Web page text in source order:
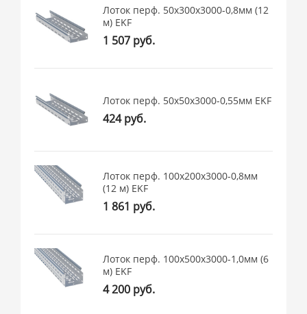
Лоток перф. 50х300х3000-0,8мм (12
м) EKF
1 507 руб.
Лоток перф. 50х50х3000-0,55мм EKF
424 руб.
Лоток перф. 100х200х3000-0,8мм
(12 м) EKF
1 861 руб.
Лоток перф. 100х500х3000-1,0мм (6
м) EKF
4 200 руб.